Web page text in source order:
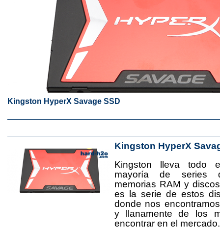
Kingston HyperX Savage SSD
Kingston HyperX
Kingston lleva todo
mayoría de series
memorias RAM y
es la serie de estos
donde nos
y llanamente de los
encontrar en el mercado.